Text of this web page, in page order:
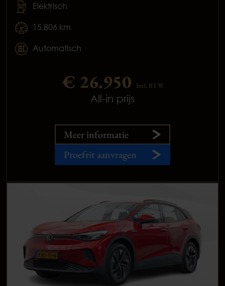
Elektrisch
15.806 km
Automatisch
€ 26.950 Incl. BTW
All-in prijs
Meer informatie
Proefrit aanvragen